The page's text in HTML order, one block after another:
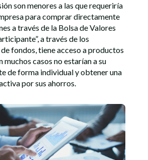
son menores a las que requeriría
para comprar directamente
a través de la Bolsa de Valores
a través de los
fondos, tiene acceso a productos
muchos casos no estarían a su
de forma individual y obtener una
por sus ahorros.